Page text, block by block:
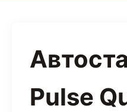
Pulse